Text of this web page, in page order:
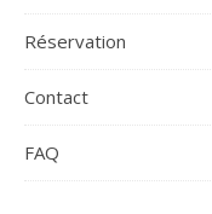
Réservation
Contact
FAQ